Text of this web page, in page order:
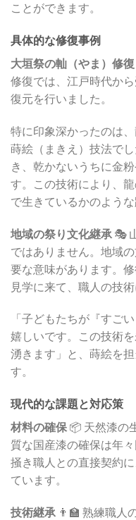
ことができます。
具体的な修復事例
大垣祭の軕（やま）修復
修復では、江戸時代か
復元を行いました。
特に印象深かったのは
蒔絵（まきえ）技法で
き、乾かないうちに金
す。この技術により、
で生きているかのよう
地域の祭り文化継承 🎭
ではありません。地域
要な意味があります。
見学に来て、職人の技
「子どもたちが『すご
嬉しいです。この技術
湧きます」と、蒔絵を
す。
現代的な課題と対応策
材料の確保 📦 天然漆の
質な国産漆の確保は年
掻き職人との直接契約
ています。
技術継承 👨‍🏫 熟練職人